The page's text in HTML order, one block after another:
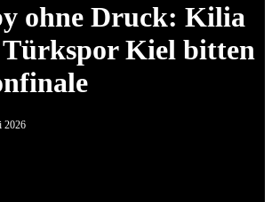
ohne Druck: Kilia
Kiel bitten
2026